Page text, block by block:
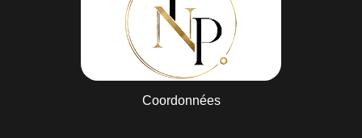
Coordonnées